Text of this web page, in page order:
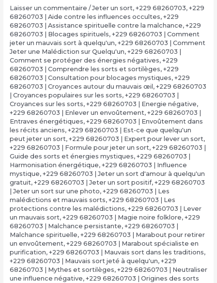
Laisser un commentaire /Jeter un sort, +229 68260703, +229
68260703 | Aide contre les influences occultes, +229
68260703 | Assistance spirituelle contre la malchance, +229
68260703 | Blocages spirituels, +229 68260703 | Comment
jeter un mauvais sort à quelqu'un, +229 68260703 | Comment
Jeter une Malédiction sur Quelqu'un, +229 68260703 |
Comment se protéger des énergies négatives, +229
68260703 | Comprendre les sorts et sortilèges, +229
68260703 | Consultation pour blocages mystiques, +229
68260703 | Croyances autour du mauvais œil , +229 68260703
| Croyances populaires sur les sorts, +229 68260703 |
Croyances sur les sorts, +229 68260703 | Energie négative,
+229 68260703 | Enlever un envoûtement, +229 68260703 |
Entraves énergétiques, +229 68260703 | Envoûtement dans
les récits anciens, +229 68260703 | Est-ce que quelqu'un
peut jeter un sort, +229 68260703 | Expert pour lever un sort,
+229 68260703 | Formule pour jeter un sort, +229 68260703 |
Guide des sorts et énergies mystiques, +229 68260703 |
Harmonisation énergétique, +229 68260703 | Influence
mystique, +229 68260703 | Jeter un sort d'amour à quelqu'un
gratuit, +229 68260703 | Jeter un sort positif, +229 68260703
| Jeter un sort sur une photo, +229 68260703 | Les
malédictions et mauvais sorts, +229 68260703 | Les
protections contre les malédictions, +229 68260703 | Lever
un mauvais sort, +229 68260703 | Magie noire folklore, +229
68260703 | Malchance persistante, +229 68260703 |
Malchance spirituelle, +229 68260703 | Marabout pour retirer
un envoûtement, +229 68260703 | Marabout spécialiste en
purification, +229 68260703 | Mauvais sort dans les traditions,
+229 68260703 | Mauvais sort jeté à quelqu'un, +229
68260703 | Mythes et sortilèges, +229 68260703 | Neutraliser
une influence négative, +229 68260703 | Origines des sorts